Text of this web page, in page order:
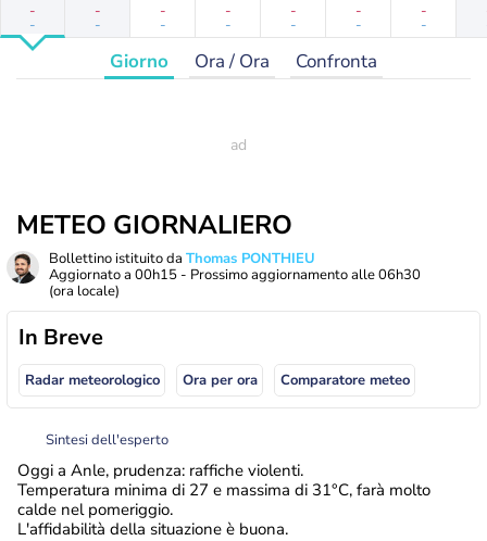
-
-
-
-
-
-
-
-
-
-
-
-
-
-
Giorno Ora / Ora Confronta
METEO GIORNALIERO
Bollettino istituito da Thomas PONTHIEU
Aggiornato a 00h15 - Prossimo aggiornamento alle06h30
(ora locale)
In Breve
Radar meteorologico Ora per ora Comparatore meteo
Sintesi dell'esperto
Oggi a Anle, prudenza: raffiche violenti.
Temperatura minima di 27 e massima di 31°C, farà molto
calde nel pomeriggio.
L'affidabilità della situazione è buona.